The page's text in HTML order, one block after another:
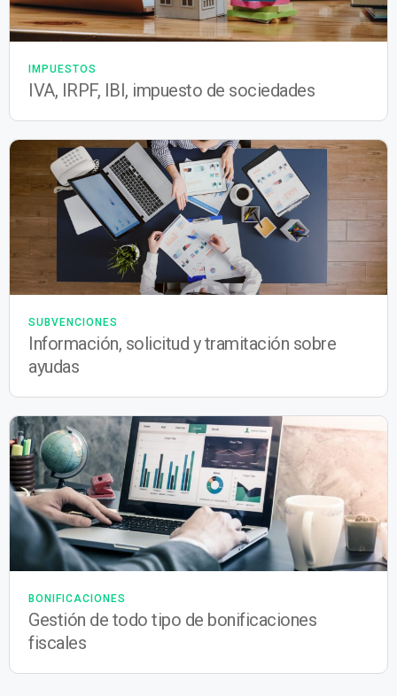
IMPUESTOS
IVA, IRPF, IBI, impuesto de sociedades
SUBVENCIONES
Información, solicitud y tramitación sobre
ayudas
BONIFICACIONES
Gestión de todo tipo de bonificaciones
fiscales